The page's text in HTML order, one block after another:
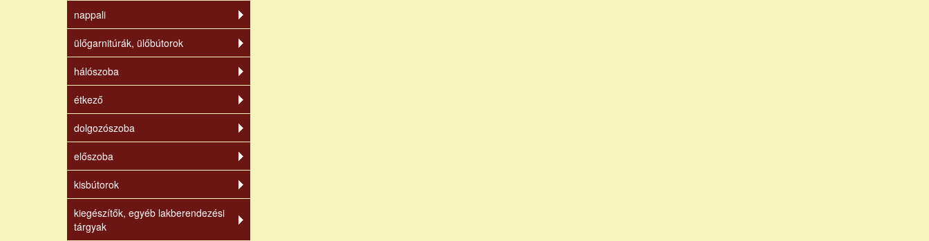
nappali
ülőgarnitúrák, ülőbútorok
hálószoba
étkező
dolgozószoba
előszoba
kisbútorok
kiegészítők, egyéb lakberendezési
tárgyak